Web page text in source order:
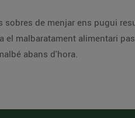
sobres de menjar ens pugui
el malbaratament alimentari
abans d'hora.